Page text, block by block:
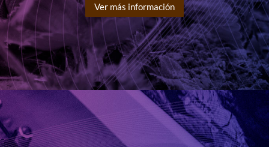
Ver más información